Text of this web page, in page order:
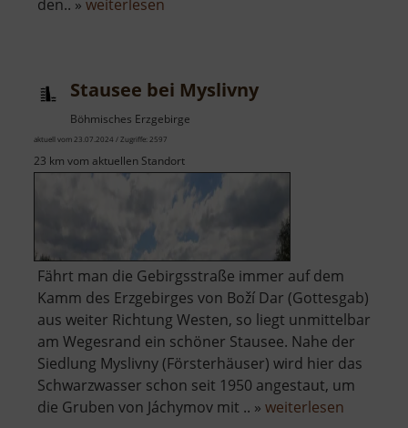
den.. » weiterlesen
Stausee bei Myslivny
Böhmisches Erzgebirge
aktuell vom 23.07.2024 / Zugriffe: 2597
23 km vom aktuellen Standort
Fährt man die Gebirgsstraße immer auf dem
Kamm des Erzgebirges von Boží Dar (Gottesgab)
aus weiter Richtung Westen, so liegt unmittelbar
am Wegesrand ein schöner Stausee. Nahe der
Siedlung Myslivny (Försterhäuser) wird hier das
Schwarzwasser schon seit 1950 angestaut, um
die Gruben von Jáchymov mit .. » weiterlesen